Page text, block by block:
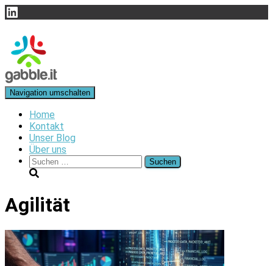
LinkedIn
Navigation umschalten
Home
Kontakt
Unser Blog
Über uns
Suchen
nach:
Agilität